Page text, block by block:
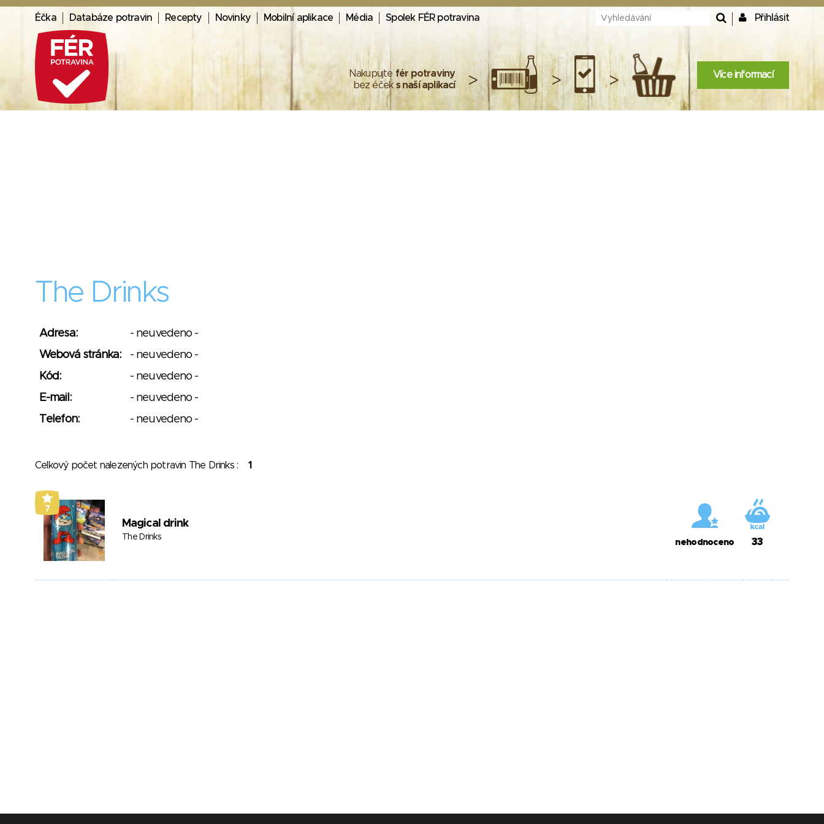
Éčka Databáze potravin Recepty Novinky Mobilní aplikace Média Spolek FÉR potravina Přihlásit
Nakupujte fér potraviny
bez éček s naší aplikací > > > Více informací
The Drinks
Adresa:
- neuvedeno -
Webová stránka:
- neuvedeno -
Kód:
- neuvedeno -
E-mail:
- neuvedeno -
Telefon:
- neuvedeno -
Celkový počet nalezených potravin The Drinks :1
7
Magical drink
The Drinks
nehodnoceno 33